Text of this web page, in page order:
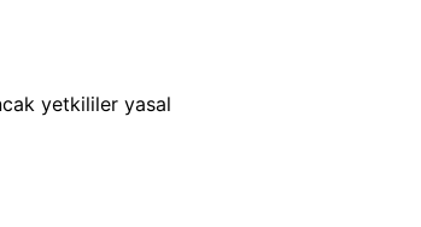
yetkililer yasal